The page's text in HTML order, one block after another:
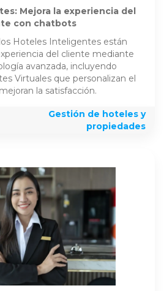
Mejora la experiencia del
con chatbots
Hoteles Inteligentes están
del cliente mediante
avanzada, incluyendo
Virtuales que personalizan el
la satisfacción.
Gestión de hoteles y
propiedades